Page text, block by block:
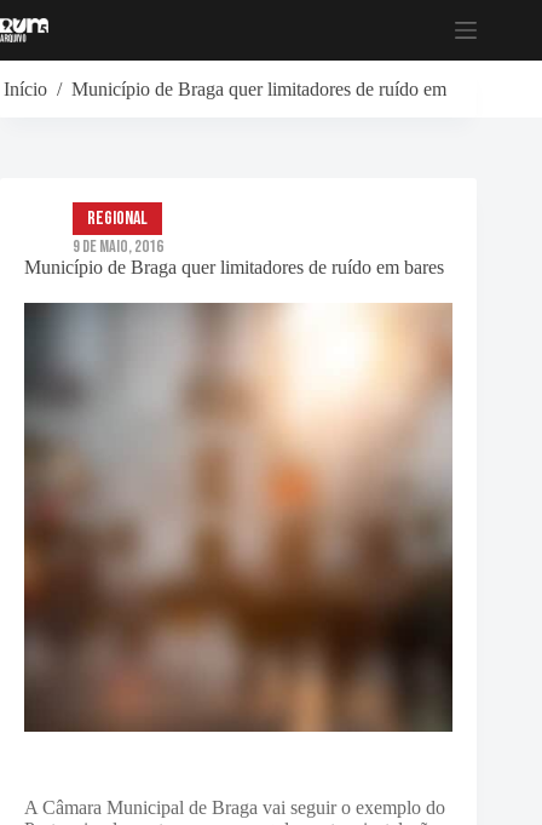
para
Início / Município de Braga quer limitadores de ruído em bares
Município de Braga quer limitadores de ruído em bares
Regional
9 de Maio, 2016
A Câmara Municipal de Braga vai seguir o exemplo do